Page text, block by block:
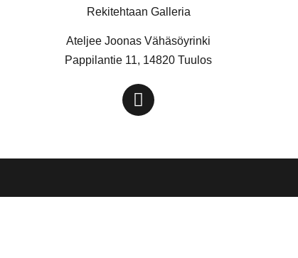
Rekitehtaan Galleria
Ateljee Joonas Vähäsöyrinki
Pappilantie 11, 14820 Tuulos